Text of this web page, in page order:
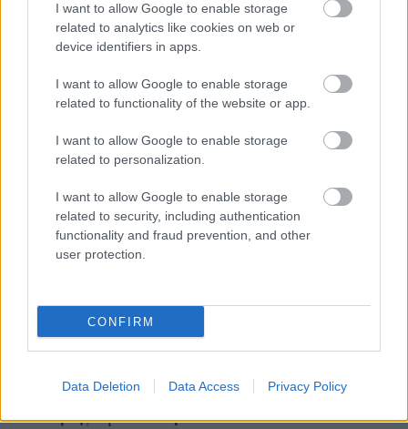
I want to allow Google to enable storage
related to analytics like cookies on web or
device identifiers in apps.
I want to allow Google to enable storage
related to functionality of the website or app.
I want to allow Google to enable storage
related to personalization.
I want to allow Google to enable storage
related to security, including authentication
functionality and fraud prevention, and other
user protection.
CONFIRM
Data Deletion Data Access Privacy Policy
Ξηροί καρποί: Τι συμβαίνει στο σώμα όταν τρώτε
πάρα πολλούς
Άνευ προηγουμένου τα pre orders του GTA 6